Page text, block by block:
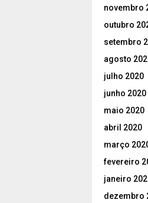
novembro
outubro
setembro
agosto
julho 2020
junho 2020
maio 2020
abril 2020
março
fevereiro
janeiro
dezembro